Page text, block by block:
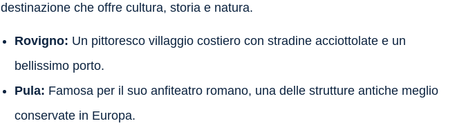
destinazione che offre cultura, storia e natura.
Rovigno: Un pittoresco villaggio costiero con stradine acciottolate e un
bellissimo porto.
Pula: Famosa per il suo anfiteatro romano, una delle strutture antiche meglio
conservate in Europa.